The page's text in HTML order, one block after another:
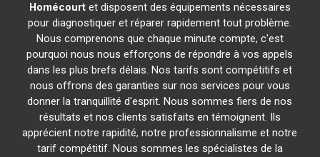
Homécourtet disposent des équipements nécessaires
pour diagnostiquer et réparer rapidement tout problème.
Nous comprenons que chaque minute compte, c'est
pourquoi nous nous efforçons de répondre à vos appels
dans les plus brefs délais. Nos tarifs sont compétitifs et
nous offrons des garanties sur nos services pour vous
donner la tranquillité d'esprit. Nous sommes fiers de nos
résultats et nos clients satisfaits en témoignent. Ils
apprécient notre rapidité, notre professionnalisme et notre
tarif compétitif. Nous sommes les spécialistes de la